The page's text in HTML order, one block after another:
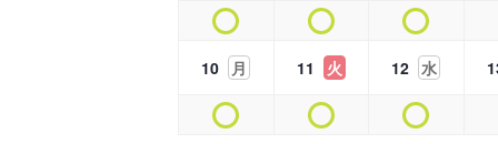
10 月 11 火 12 水